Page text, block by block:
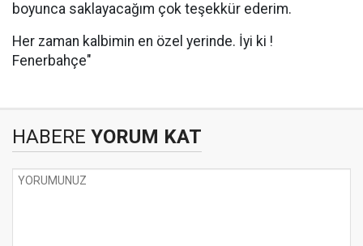
boyunca saklayacağım çok teşekkür ederim.
Her zaman kalbimin en özel yerinde. İyi ki !
Fenerbahçe"
HABERE YORUM KAT